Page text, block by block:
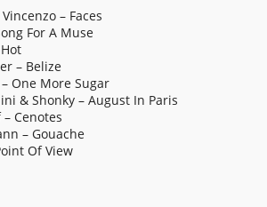
– Faces
For A Muse
– Belize
One More Sugar
& Shonky – August In Paris
Cenotes
– Gouache
Of View